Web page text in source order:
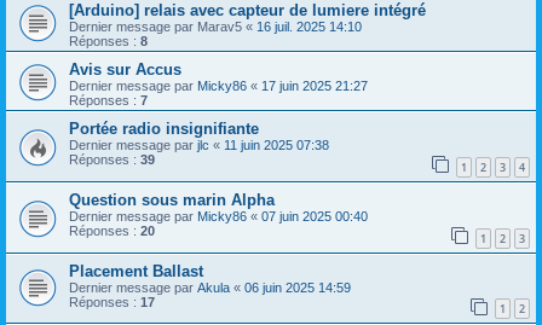
[Arduino] relais avec capteur de lumiere intégré
Dernier message par Marav5 « 16 juil. 2025 14:10
Réponses : 8
Avis sur Accus
Dernier message par Micky86 « 17 juin 2025 21:27
Réponses : 7
Portée radio insignifiante
Dernier message par jlc « 11 juin 2025 07:38
Réponses : 39 1 2 3 4
Question sous marin Alpha
Dernier message par Micky86 « 07 juin 2025 00:40
Réponses : 20 1 2 3
Placement Ballast
Dernier message par Akula « 06 juin 2025 14:59
Réponses : 17 1 2